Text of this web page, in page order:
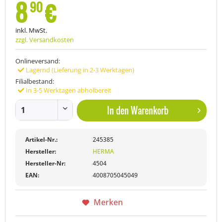
890€
inkl. MwSt.
zzgl. Versandkosten
Onlineversand:
Lagernd (Lieferung in 2-3 Werktagen)
Filialbestand:
In 3-5 Werktagen abholbereit
In denWarenkorb
Artikel-Nr.:
245385
Hersteller:
HERMA
Hersteller-Nr:
4504
EAN:
4008705045049
Merken